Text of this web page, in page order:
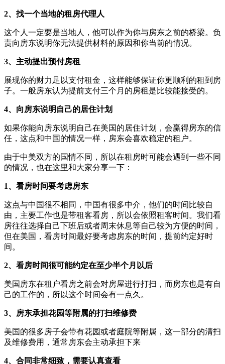
2、找一个当地的租房代理人
这个人一定要是当地人，他可以作为你与房东之前的桥梁。负
责向房东说明你无法提供材料的原因和你当前的情况。
3、主动提出预付房租
展现你的财力足以支付租金，这样能够保证你更顺利的租到房
子。一般房东认为提前支付三个月的房租是比较能接受的。
4、向房东说明自己的居住计划
如果你能向房东说明自己在美国的居住计划，会赢得房东的信
任，这点和中国的情况一样，房东会喜欢稳定的租户。
由于中美双方的国情不同，所以在租房时可能会遇到一些不同
的情况，也在这里和大家分享一下：
1、看房时间要考虑房东
这点与中国很不相同，中国有很多中介，他们的时间比较自
由，主要工作也是带租客看房，所以会依照租客时间。我们看
房往往选择自己下班后或者周末休息等自己较为方便的时间，
但在美国，看房时间最好要考虑房东的时间，提前约定好时
间。
2、看房时间很可能约定在至少半个月以后
美国房东在租户看房之前会对房屋进行打扫，而房东也是有自
己的工作的，所以这个时间会有一点久。
3、房东承担花园等附属的打扫维修费
美国的很多房子会带有花园或者庭院等附属，这一部分的清扫
及维修费用，通常房东会主动承担下来
4、合同非常细致，需要认真查看